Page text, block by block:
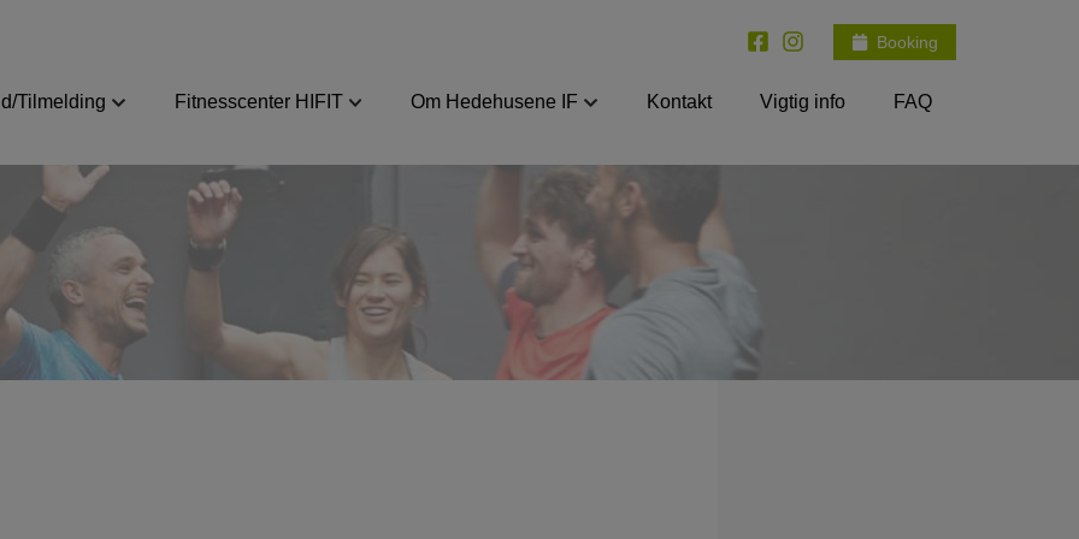
Booking
Tilmelding Fitnesscenter HIFIT Om Hedehusene IF Kontakt Vigtig info FAQ